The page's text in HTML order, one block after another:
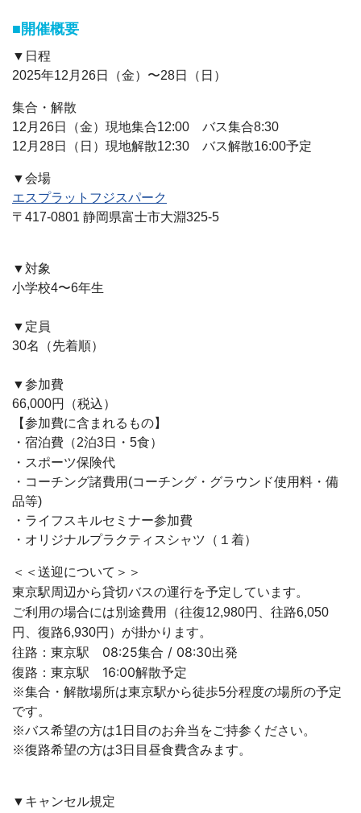
■開催概要
▼日程
2025年12月26日（金）〜28日（日）
集合・解散
12月26日（金）現地集合12:00 バス集合8:30
12月28日（日）現地解散12:30 バス解散16:00予定
▼会場
エスプラットフジスパーク
〒417-0801 静岡県富士市大淵325-5
▼対象
小学校4〜6年生
▼定員
30名（先着順）
▼参加費
66,000円（税込）
【参加費に含まれるもの】
・宿泊費（2泊3日・5食）
・スポーツ保険代
・コーチング諸費用(コーチング・グラウンド使用料・備
品等)
・ライフスキルセミナー参加費
・オリジナルプラクティスシャツ（１着）
＜＜送迎について＞＞
東京駅周辺から貸切バスの運行を予定しています。
ご利用の場合には別途費用（往復12,980円、往路6,050
円、復路6,930円 ）が掛かります。
往路：東京駅 08:25集合 / 08:30出発
復路：東京駅 16:00解散予定
※集合・解散場所は東京駅から徒歩5分程度の場所の予定
です。
※バス希望の方は1日目のお弁当をご持参ください。
※復路希望の方は3日目昼食費含みます。
▼キャンセル規定